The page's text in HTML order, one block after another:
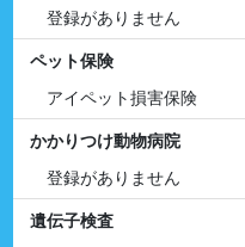
登録がありません
ペット保険
アイペット損害保険
かかりつけ動物病院
登録がありません
遺伝子検査